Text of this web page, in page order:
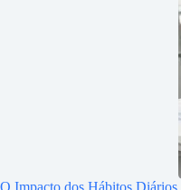
O Impacto dos Hábitos Diários